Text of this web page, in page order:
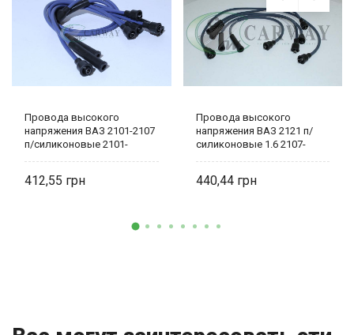
Провода высокого
напряжения ВАЗ 2101-2107
п/силиконовые 2101-
412,55
Провода высокого
напряжения ВАЗ 2121 п/
силиконовые 1.6 2107-
440,44